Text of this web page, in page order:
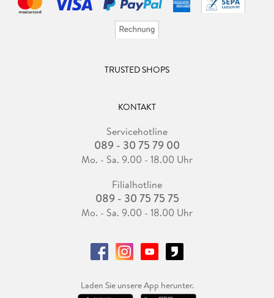
TRUSTED SHOPS
KONTAKT
Servicehotline
089 - 30 75 79 00
Mo. - Sa. 9.00 - 18.00 Uhr
Filialhotline
089 - 30 75 75 75
Mo. - Sa. 9.00 - 18.00 Uhr
Laden Sie unsere App herunter.